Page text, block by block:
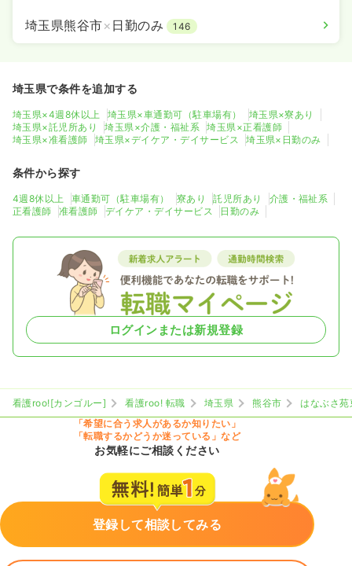
埼玉県熊谷市× 日勤のみ 146
埼玉県で条件を追加する
埼玉県×4週8休以上 埼玉県×車通勤可（駐車場有）
埼玉県×寮あり
埼玉県×託児所あり
埼玉県×介護・福祉系
埼玉県×正看護師
埼玉県×准看護師
埼玉県×デイケア・デイサービス 埼玉県×日勤のみ
条件から探す
4週8休以上 車通勤可（駐車場有） 寮あり 託児所あり
介護・福祉系
正看護師
准看護師 デイケア・デイサービス 日勤のみ
ログインまたは新規登録
看護roo![カンゴルー] 看護roo! 転職 埼玉県 熊谷市
はなぶさ
「希望に合う求人があるか知りたい」
「転職するかどうか迷っている」など
お気軽にご相談ください
登録して相談してみる